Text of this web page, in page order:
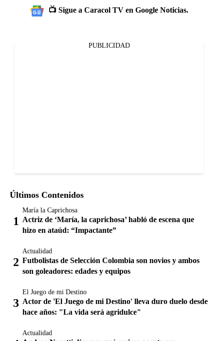
📺 Sigue a Caracol TV en Google Noticias.
PUBLICIDAD
Últimos Contenidos
María la Caprichosa
Actriz de ‘María, la caprichosa’ habló de escena que
hizo en ataúd: “Impactante”
Actualidad
Futbolistas de Selección Colombia son novios y ambos
son goleadores: edades y equipos
El Juego de mi Destino
Actor de 'El Juego de mi Destino' lleva duro duelo desde
hace años: "La vida será agridulce"
Actualidad